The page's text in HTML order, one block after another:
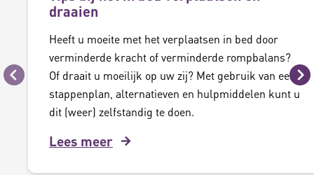
Vorige
draaien
Heeft u moeite met het verplaatsen in bed door
verminderde kracht of verminderde rompbalans?
Of draait u moeilijk op uw zij? Met gebruik van een
stappenplan, alternatieven en hulpmiddelen kunt u
dit (weer) zelfstandig te doen.
Lees meer